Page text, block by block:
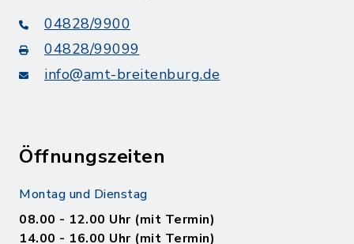
04828/9900
04828/99099
info@amt-breitenburg.de
Öffnungszeiten
Montag und Dienstag
08.00 - 12.00 Uhr (mit Termin)
14.00 - 16.00 Uhr (mit Termin)